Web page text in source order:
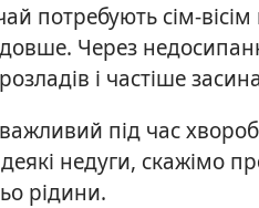
потребують сім-
Через
і частіше
під час
недуги, скажімо
рідини.